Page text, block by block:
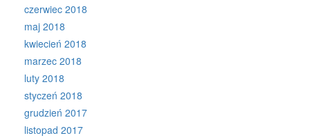
czerwiec 2018
maj 2018
kwiecień 2018
marzec 2018
luty 2018
styczeń 2018
grudzień 2017
listopad 2017